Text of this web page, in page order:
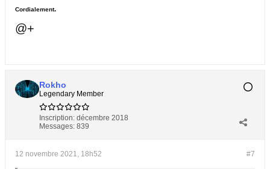
Cordialement.
@+
Rokho
Legendary Member
Inscription: décembre 2018
Messages: 839
#7
12 novembre 2021, 18h52